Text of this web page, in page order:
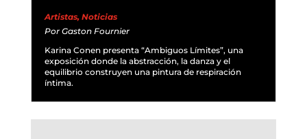
Artistas, Noticias
Por Gaston Fournier
Karina Conen presenta “Ambiguos Límites”, una
exposición donde la abstracción, la danza y el
equilibrio construyen una pintura de respiración
íntima.